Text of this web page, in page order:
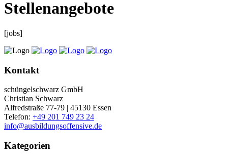
Stellenangebote
[jobs]
Kontakt
schüngelschwarz GmbH
Christian Schwarz
Alfredstraße 77-79 | 45130 Essen
Telefon: +49 201 749 23 24
info@ausbildungsoffensive.de
Kategorien